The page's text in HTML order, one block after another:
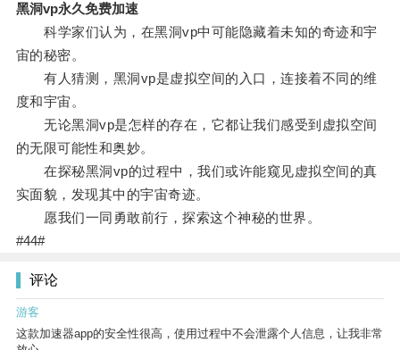
黑洞vp永久免费加速
科学家们认为，在黑洞vp中可能隐藏着未知的奇迹和宇
宙的秘密。
有人猜测，黑洞vp是虚拟空间的入口，连接着不同的维
度和宇宙。
无论黑洞vp是怎样的存在，它都让我们感受到虚拟空间
的无限可能性和奥妙。
在探秘黑洞vp的过程中，我们或许能窥见虚拟空间的真
实面貌，发现其中的宇宙奇迹。
愿我们一同勇敢前行，探索这个神秘的世界。
#44#
评论
游客
这款加速器app的安全性很高，使用过程中不会泄露个人信息，让我非常